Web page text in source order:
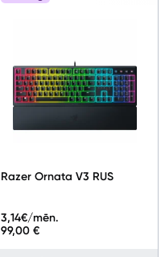
Razer Ornata V3 RUS
99,00 €
3,14€/mēn.